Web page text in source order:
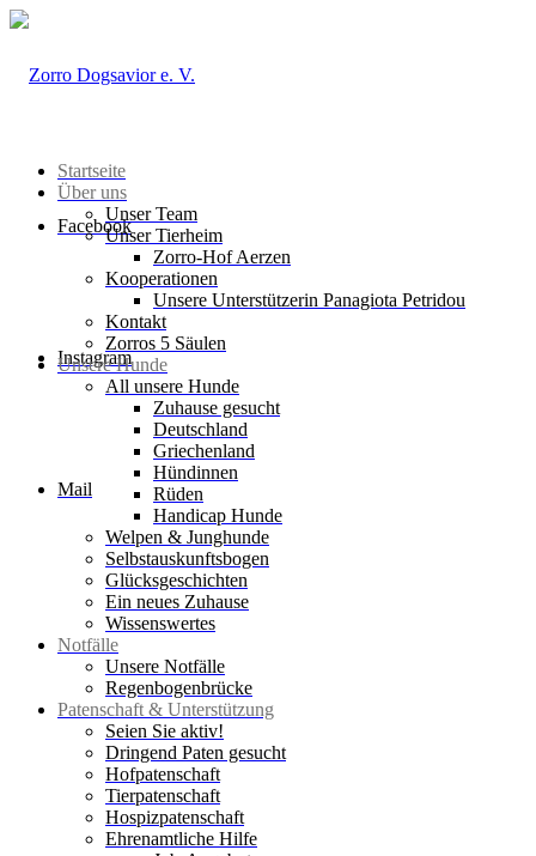
Facebook
Instagram
Mail
Startseite
Über uns
Unser Team
Unser Tierheim
Zorro-Hof Aerzen
Kooperationen
Unsere Unterstützerin Panagiota Petridou
Kontakt
Zorros 5 Säulen
Unsere Hunde
All unsere Hunde
Zuhause gesucht
Deutschland
Griechenland
Hündinnen
Rüden
Handicap Hunde
Welpen & Junghunde
Selbstauskunftsbogen
Glücksgeschichten
Ein neues Zuhause
Wissenswertes
Notfälle
Unsere Notfälle
Regenbogenbrücke
Patenschaft & Unterstützung
Seien Sie aktiv!
Dringend Paten gesucht
Hofpatenschaft
Tierpatenschaft
Hospizpatenschaft
Ehrenamtliche Hilfe